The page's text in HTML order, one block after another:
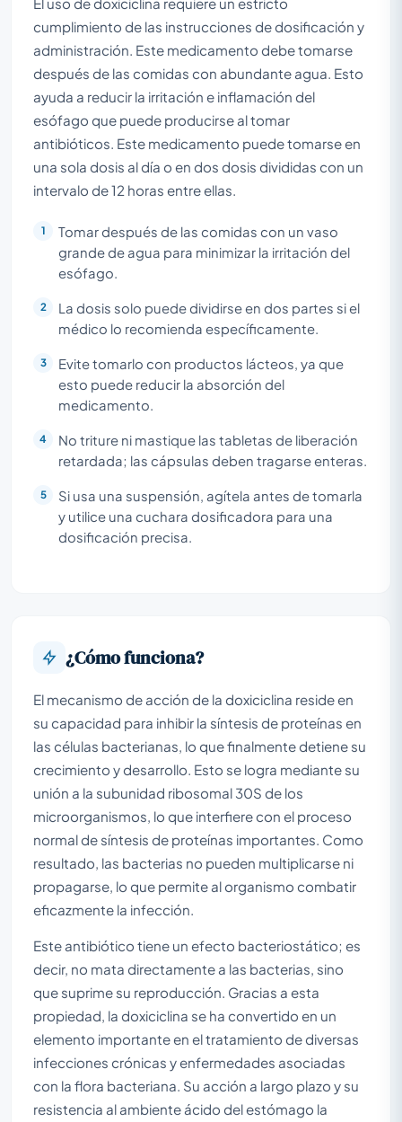
cumplimiento de las instrucciones de dosificación y
administración. Este medicamento debe tomarse
después de las comidas con abundante agua. Esto
ayuda a reducir la irritación e inflamación del
esófago que puede producirse al tomar
antibióticos. Este medicamento puede tomarse en
una sola dosis al día o en dos dosis divididas con un
intervalo de 12 horas entre ellas.
Tomar después de las comidas con un vaso
grande de agua para minimizar la irritación del
esófago.
La dosis solo puede dividirse en dos partes si el
médico lo recomienda específicamente.
Evite tomarlo con productos lácteos, ya que
esto puede reducir la absorción del
medicamento.
No triture ni mastique las tabletas de liberación
retardada; las cápsulas deben tragarse enteras.
Si usa una suspensión, agítela antes de tomarla
y utilice una cuchara dosificadora para una
dosificación precisa.
¿Cómo funciona?
El mecanismo de acción de la doxiciclina reside en
su capacidad para inhibir la síntesis de proteínas en
las células bacterianas, lo que finalmente detiene su
crecimiento y desarrollo. Esto se logra mediante su
unión a la subunidad ribosomal 30S de los
microorganismos, lo que interfiere con el proceso
normal de síntesis de proteínas importantes. Como
resultado, las bacterias no pueden multiplicarse ni
propagarse, lo que permite al organismo combatir
eficazmente la infección.
Este antibiótico tiene un efecto bacteriostático; es
decir, no mata directamente a las bacterias, sino
que suprime su reproducción. Gracias a esta
propiedad, la doxiciclina se ha convertido en un
elemento importante en el tratamiento de diversas
infecciones crónicas y enfermedades asociadas
con la flora bacteriana. Su acción a largo plazo y su
resistencia al ambiente ácido del estómago la